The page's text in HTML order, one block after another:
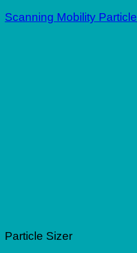
Scanning Mobility
Particle Sizer